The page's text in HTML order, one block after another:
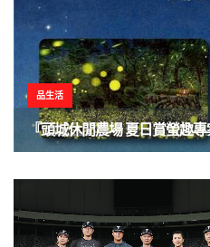
品生活
『頭城休閒農場 夏日賞螢趣專